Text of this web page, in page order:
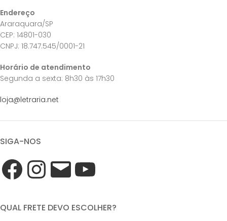
Endereço
Araraquara/SP
CEP: 14801-030
CNPJ: 18.747.545/0001-21
Horário de atendimento
Segunda a sexta: 8h30 às 17h30
loja@letraria.net
SIGA-NOS
QUAL FRETE DEVO ESCOLHER?